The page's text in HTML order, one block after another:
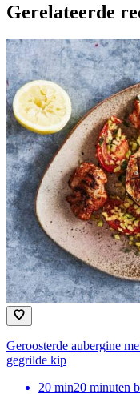
Gerelateerde
Geroosterde aubergine
gegrilde kip
20 min20 minuten